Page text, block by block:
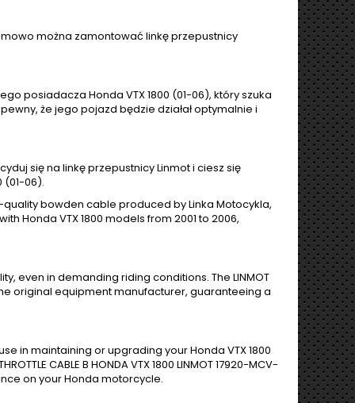
można zamontować linkę przepustnicy
posiadacza Honda VTX 1800 (01-06), który szuka
że jego pojazd będzie działał optymalnie i
się na linkę przepustnicy Linmot i ciesz się
(01-06).
quality bowden cable produced by Linka Motocykla,
Honda VTX 1800 models from 2001 to 2006,
even in demanding riding conditions. The LINMOT
original equipment manufacturer, guaranteeing a
in maintaining or upgrading your Honda VTX 1800
CABLE B HONDA VTX 1800 LINMOT 17920-MCV-
on your Honda motorcycle.